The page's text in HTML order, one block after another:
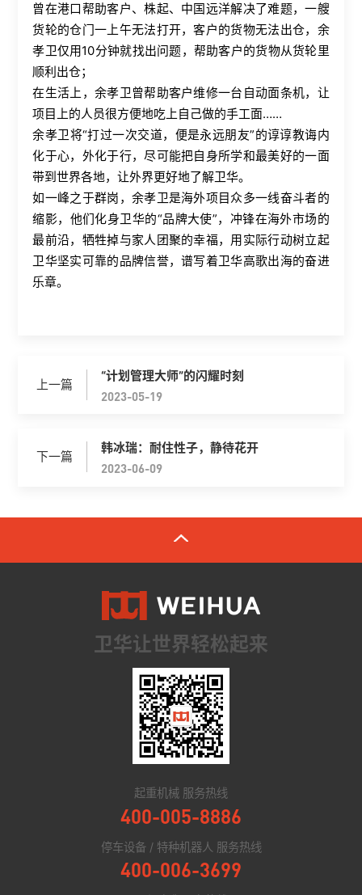
曾在港口帮助客户、株起、中国远洋解决了难题，一艘
货轮的仓门一上午无法打开，客户的货物无法出仓，余
孝卫仅用10分钟就找出问题，帮助客户的货物从货轮里
顺利出仓；
在生活上，余孝卫曾帮助客户维修一台自动面条机，让
项目上的人员很方便地吃上自己做的手工面……
余孝卫将“打过一次交道，便是永远朋友”的谆谆教诲内
化于心，外化于行，尽可能把自身所学和最美好的一面
带到世界各地，让外界更好地了解卫华。
如一峰之于群岗，余孝卫是海外项目众多一线奋斗者的
缩影，他们化身卫华的“品牌大使”，冲锋在海外市场的
最前沿，牺牲掉与家人团聚的幸福，用实际行动树立起
卫华坚实可靠的品牌信誉，谱写着卫华高歌出海的奋进
乐章。
上一篇
“计划管理大师”的闪耀时刻
2023-05-19
下一篇
韩冰瑞：耐住性子，静待花开
2023-06-09
卫华让世界轻松起来
起重机械 服务热线
400-005-8886
停车设备 / 特种机器人 服务热线
400-006-3699